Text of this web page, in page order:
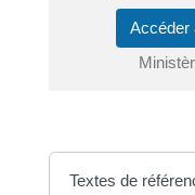
Textes de